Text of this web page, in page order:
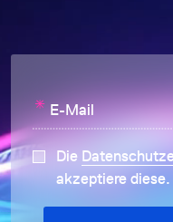
* E-Mail
Die
akzeptiere diese.